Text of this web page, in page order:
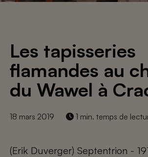
Les tapisseries
flamandes au
du Wawel à
18 mars 2019 1 min. temps de
(Erik Duverger) Septentrion -